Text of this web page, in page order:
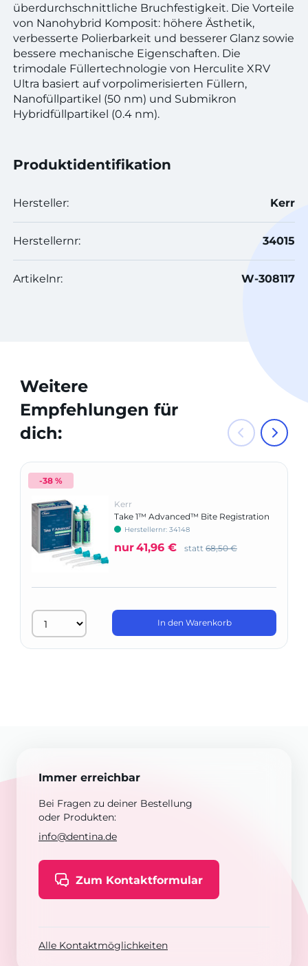
überdurchschnittliche Bruchfestigkeit. Die Vorteile
von Nanohybrid Komposit: höhere Ästhetik,
verbesserte Polierbarkeit und besserer Glanz sowie
bessere mechanische Eigenschaften. Die
trimodale Füllertechnologie von Herculite XRV
Ultra basiert auf vorpolimerisierten Füllern,
Nanofüllpartikel (50 nm) und Submikron
Hybridfüllpartikel (0.4 nm).
Produktidentifikation
Hersteller: Kerr
Herstellernr: 34015
Artikelnr: W-308117
Weitere
Empfehlungen für
dich:
-38 %
Kerr
Take 1™ Advanced™ Bite Registration
Herstellernr: 34148
nur41,96 € statt 68,50 €
In den Warenkorb
Immer erreichbar
Bei Fragen zu deiner Bestellung
oder Produkten:
info@dentina.de
Zum Kontaktformular
Alle Kontaktmöglichkeiten